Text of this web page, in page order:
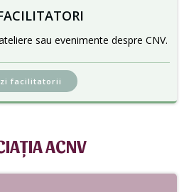
sau evenimente despre CNV.
facilitatorii
ACNV